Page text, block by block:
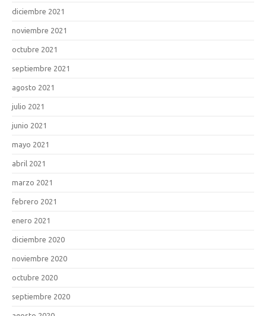
diciembre 2021
noviembre 2021
octubre 2021
septiembre 2021
agosto 2021
julio 2021
junio 2021
mayo 2021
abril 2021
marzo 2021
febrero 2021
enero 2021
diciembre 2020
noviembre 2020
octubre 2020
septiembre 2020